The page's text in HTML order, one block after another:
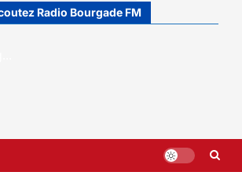
Radio Bourgade FM